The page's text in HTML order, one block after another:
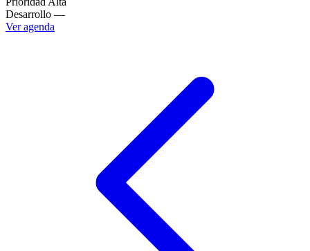
Desarrollo —
Ver agenda